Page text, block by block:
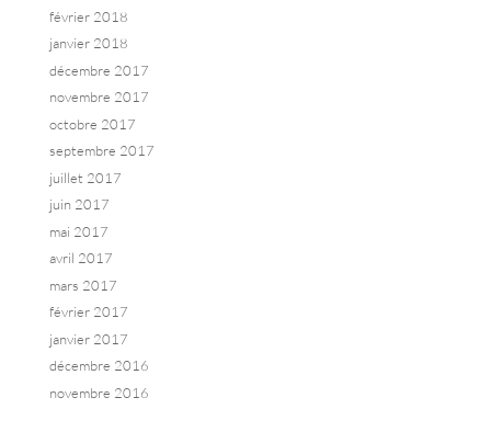
février 2018
janvier 2018
décembre 2017
novembre 2017
octobre 2017
septembre 2017
juillet 2017
juin 2017
mai 2017
avril 2017
mars 2017
février 2017
janvier 2017
décembre 2016
novembre 2016